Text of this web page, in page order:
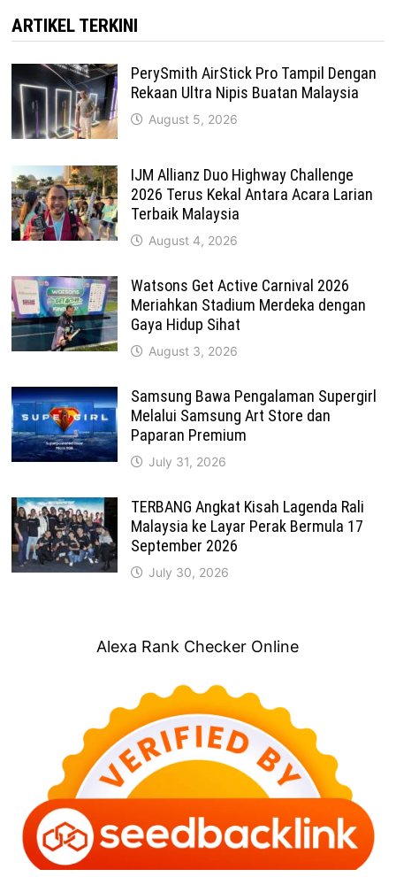
ARTIKEL TERKINI
PerySmith AirStick Pro Tampil Dengan
Rekaan Ultra Nipis Buatan Malaysia
August 5, 2026
IJM Allianz Duo Highway Challenge
2026 Terus Kekal Antara Acara Larian
Terbaik Malaysia
August 4, 2026
Watsons Get Active Carnival 2026
Meriahkan Stadium Merdeka dengan
Gaya Hidup Sihat
August 3, 2026
Samsung Bawa Pengalaman Supergirl
Melalui Samsung Art Store dan
Paparan Premium
July 31, 2026
TERBANG Angkat Kisah Lagenda Rali
Malaysia ke Layar Perak Bermula 17
September 2026
July 30, 2026
Alexa Rank Checker Online